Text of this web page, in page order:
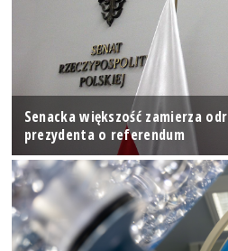
Senacka większość zamierza
prezydenta o referendum